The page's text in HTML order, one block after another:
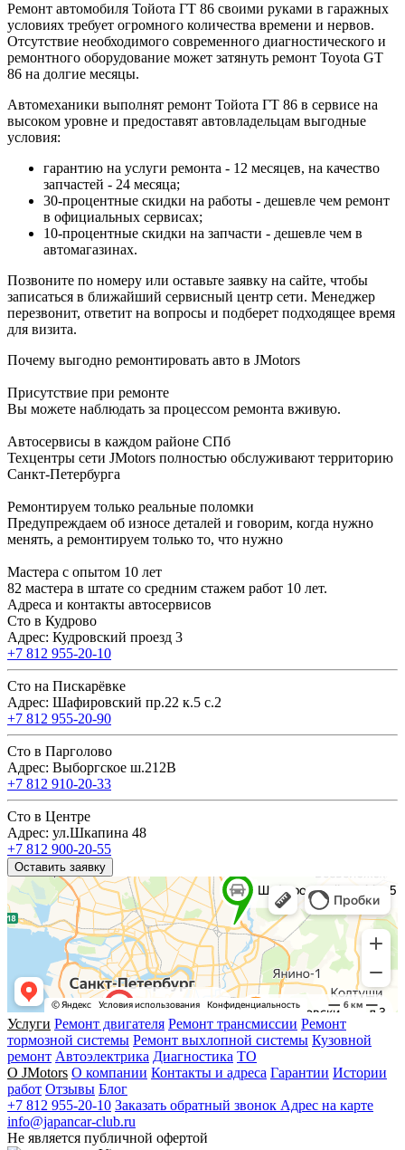
Ремонт автомобиля Тойота ГТ 86 своими руками в гаражных
условиях требует огромного количества времени и нервов.
Отсутствие необходимого современного диагностического и
ремонтного оборудование может затянуть ремонт Toyota GT
86 на долгие месяцы.
Автомеханики выполнят ремонт Тойота ГТ 86 в сервисе на
высоком уровне и предоставят автовладельцам выгодные
условия:
гарантию на услуги ремонта - 12 месяцев, на качество
запчастей - 24 месяца;
30-процентные скидки на работы - дешевле чем ремонт
в официальных сервисах;
10-процентные скидки на запчасти - дешевле чем в
автомагазинах.
Позвоните по номеру или оставьте заявку на сайте, чтобы
записаться в ближайший сервисный центр сети. Менеджер
перезвонит, ответит на вопросы и подберет подходящее время
для визита.
Почему выгодно ремонтировать авто в JMotors
Присутствие при ремонте
Вы можете наблюдать за процессом ремонта вживую.
Автосервисы в каждом районе СПб
Техцентры сети JMotors полностью обслуживают территорию
Санкт-Петербурга
Ремонтируем только реальные поломки
Предупреждаем об износе деталей и говорим, когда нужно
менять, а ремонтируем только то, что нужно
Мастера с опытом 10 лет
82 мастера в штате со средним стажем работ 10 лет.
Адреса и контакты автосервисов
Сто в Кудрово
Адрес: Кудровский проезд 3
+7 812 955-20-10
Сто на Пискарёвке
Адрес: Шафировский пр.22 к.5 с.2
+7 812 955-20-90
Сто в Парголово
Адрес: Выборгское ш.212В
+7 812 910-20-33
Сто в Центре
Адрес: ул.Шкапина 48
+7 812 900-20-55
Оставить заявку
Услуги Ремонт двигателя Ремонт трансмиссии Ремонт
тормозной системы Ремонт выхлопной системы Кузовной
ремонт Автоэлектрика Диагностика ТО
О JMotors О компании Контакты и адреса Гарантии Истории
работ Отзывы Блог
+7 812 955-20-10 Заказать обратный звонок Адрес на карте
info@japancar-club.ru
Не является публичной офертой